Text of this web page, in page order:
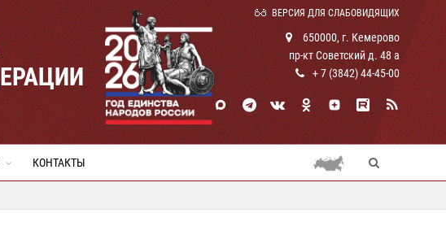
ВЕРСИЯ ДЛЯ СЛАБОВИДЯЩИХ
650000, г. Кемерово
пр-кт Советский д. 48 а
+ 7 (3842) 44-45-00
КОНТАКТЫ